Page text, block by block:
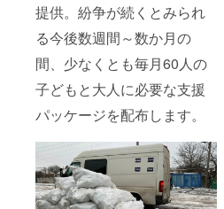
提供。紛争が続くとみられ
る今後数週間～数か月の
間、少なくとも毎月60人の
子どもと大人に必要な支援
パッケージを配布します。